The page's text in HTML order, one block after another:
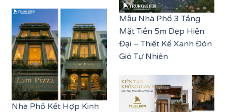
Nhà Phố Kết Hợp Kinh
Mẫu Nhà Phố 3 Tầng
Mặt Tiền 5m Đẹp Hiện
Đại – Thiết Kế Xanh Đón
Gió Tự Nhiên